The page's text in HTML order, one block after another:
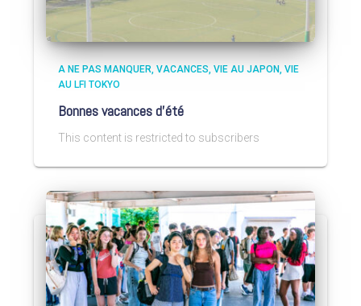
A NE PAS MANQUER VACANCES VIE AU JAPON VIE
AU LFI TOKYO
Bonnes vacances d’été
This content is restricted to subscribers